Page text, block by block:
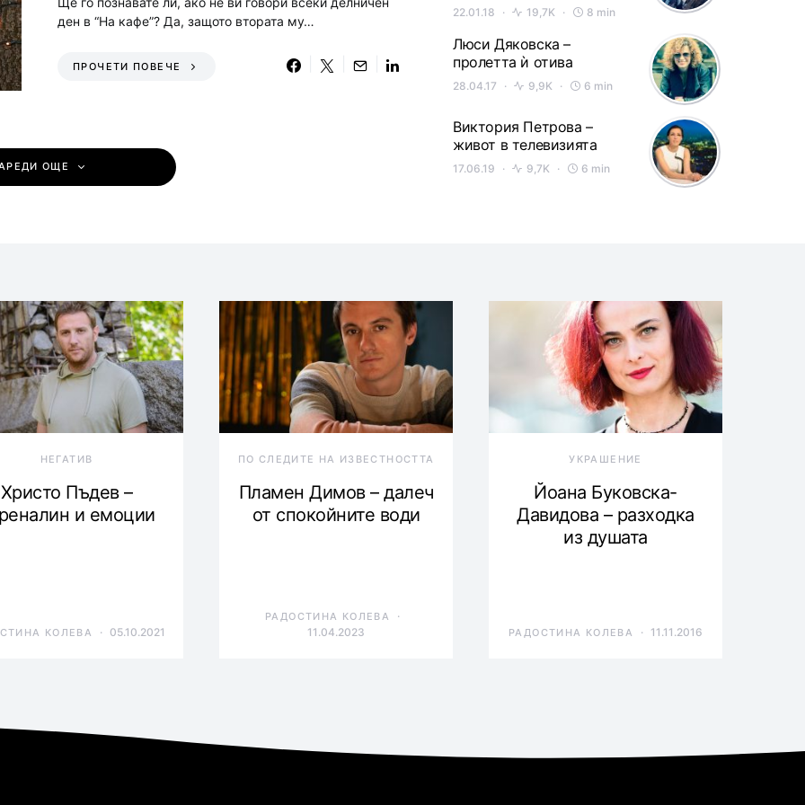
ден в “На кафе”? Да, защото втората му…
ПРОЧЕТИ ПОВЕЧЕ
ОЩЕ
22.01.18 19,7K 8 min
Люси Дяковска –
пролетта ѝ отива
28.04.17 9,9K 6 min
Виктория Петрова –
живот в телевизията
17.06.19 9,7K 6 min
НЕГАТИВ
Христо Пъдев –
и емоции
КОЛЕВА 05.10.2021
ПО СЛЕДИТЕ НА ИЗВЕСТНОСТТА
Пламен Димов – далеч
от спокойните води
РАДОСТИНА КОЛЕВА
11.04.2023
УКРАШЕНИЕ
Йоана Буковска-
Давидова – разходка
из душата
РАДОСТИНА КОЛЕВА 11.11.2016